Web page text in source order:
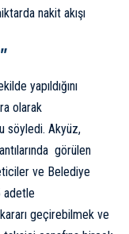
nakit akışı
yapıldığını
olarak
söyledi. Akyüz,
görülen
ve Belediye
adetle
kararı geçirebilmek ve